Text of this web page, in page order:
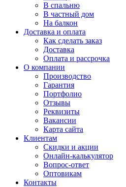
В спальню
В частный дом
На балкон
Доставка и оплата
Как сделать заказ
Доставка
Оплата и рассрочка
О компании
Производство
Гарантия
Портфолио
Отзывы
Реквизиты
Вакансии
Карта сайта
Клиентам
Скидки и акции
Онлайн-калькулятор
Вопрос-ответ
Оптовикам
Контакты